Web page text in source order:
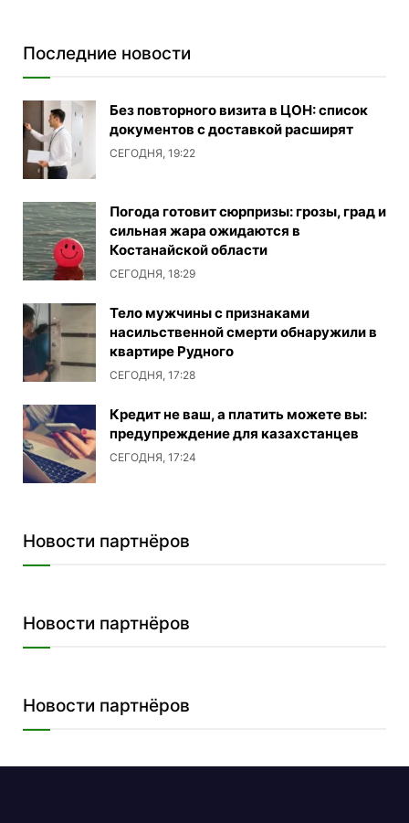
Последние новости
Без повторного визита в ЦОН: список
документов с доставкой расширят
СЕГОДНЯ, 19:22
Погода готовит сюрпризы: грозы, град и
сильная жара ожидаются в
Костанайской области
СЕГОДНЯ, 18:29
Тело мужчины с признаками
насильственной смерти обнаружили в
квартире Рудного
СЕГОДНЯ, 17:28
Кредит не ваш, а платить можете вы:
предупреждение для казахстанцев
СЕГОДНЯ, 17:24
Новости партнёров
Новости партнёров
Новости партнёров